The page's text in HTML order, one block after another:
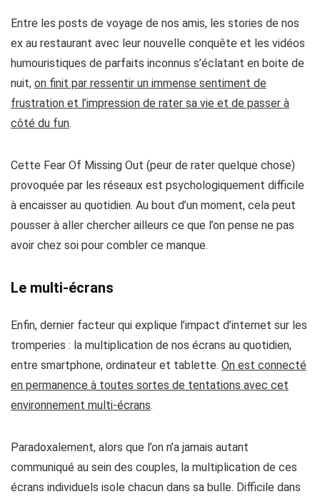
Entre les posts de voyage de nos amis, les stories de nos
ex au restaurant avec leur nouvelle conquête et les vidéos
humouristiques de parfaits inconnus s’éclatant en boite de
nuit, on finit par ressentir un immense sentiment de
frustration et l’impression de rater sa vie et de passer à
côté du fun.
Cette Fear Of Missing Out (peur de rater quelque chose)
provoquée par les réseaux est psychologiquement difficile
à encaisser au quotidien. Au bout d’un moment, cela peut
pousser à aller chercher ailleurs ce que l’on pense ne pas
avoir chez soi pour combler ce manque.
Le multi-écrans
Enfin, dernier facteur qui explique l’impact d’internet sur les
tromperies : la multiplication de nos écrans au quotidien,
entre smartphone, ordinateur et tablette. On est connecté
en permanence à toutes sortes de tentations avec cet
environnement multi-écrans.
Paradoxalement, alors que l’on n’a jamais autant
communiqué au sein des couples, la multiplication de ces
écrans individuels isole chacun dans sa bulle. Difficile dans